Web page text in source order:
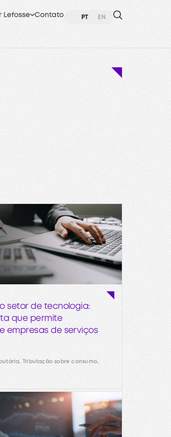
Lefosse Contato PT EN
setor de tecnologia:
que permite
empresas de serviços
Tributação sobre consumo,